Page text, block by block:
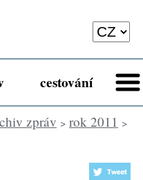
cestování
zpráv > rok 2011 >